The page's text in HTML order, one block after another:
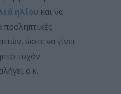
ηλίου και να
προληπτικές
ώστε να γίνει
τυχόν
ο κ.